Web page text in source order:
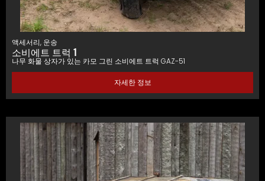
액세서리, 운송
소비에트 트럭 1
나무 화물 상자가 있는 카모 그린 소비에트 트럭 GAZ-51
자세한 정보